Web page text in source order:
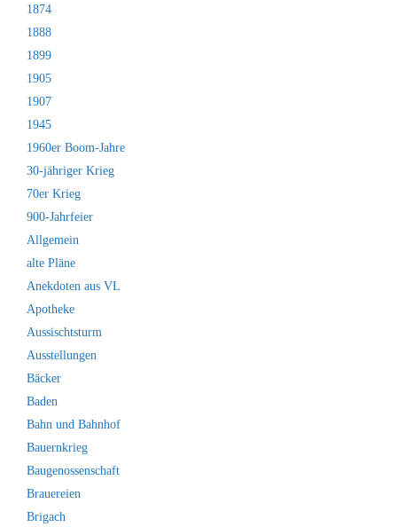
1874
1888
1899
1905
1907
1945
1960er Boom-Jahre
30-jähriger Krieg
70er Krieg
900-Jahrfeier
Allgemein
alte Pläne
Anekdoten aus VL
Apotheke
Aussischtsturm
Ausstellungen
Bäcker
Baden
Bahn und Bahnhof
Bauernkrieg
Baugenossenschaft
Brauereien
Brigach